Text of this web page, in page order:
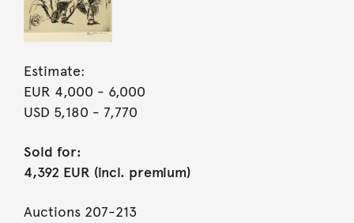
Estimate:
EUR 4,000 - 6,000
USD 5,180 - 7,770
Sold for:
4,392 EUR (incl. premium)
Auctions 207-213